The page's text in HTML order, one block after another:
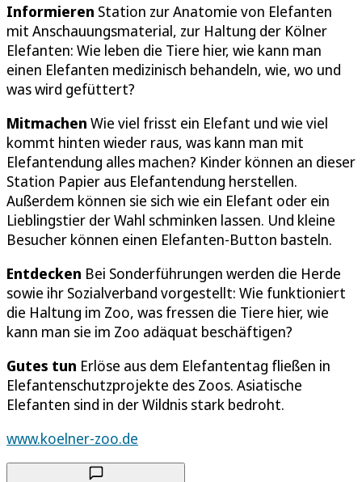
Informieren Station zur Anatomie von Elefanten
mit Anschauungsmaterial, zur Haltung der Kölner
Elefanten: Wie leben die Tiere hier, wie kann man
einen Elefanten medizinisch behandeln, wie, wo und
was wird gefüttert?
Mitmachen Wie viel frisst ein Elefant und wie viel
kommt hinten wieder raus, was kann man mit
Elefantendung alles machen? Kinder können an dieser
Station Papier aus Elefantendung herstellen.
Außerdem können sie sich wie ein Elefant oder ein
Lieblingstier der Wahl schminken lassen. Und kleine
Besucher können einen Elefanten-Button basteln.
Entdecken Bei Sonderführungen werden die Herde
sowie ihr Sozialverband vorgestellt: Wie funktioniert
die Haltung im Zoo, was fressen die Tiere hier, wie
kann man sie im Zoo adäquat beschäftigen?
Gutes tun Erlöse aus dem Elefantentag fließen in
Elefantenschutzprojekte des Zoos. Asiatische
Elefanten sind in der Wildnis stark bedroht.
www.koelner-zoo.de